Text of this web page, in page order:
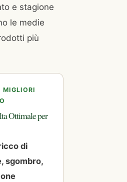
e stagione
le medie
più
Ottimale per
di
sgombro,